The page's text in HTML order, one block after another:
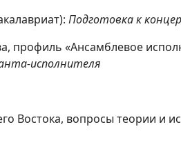
Подготовка к
профиль «Ансамблевое
исполнителя
Востока, вопросы теории и